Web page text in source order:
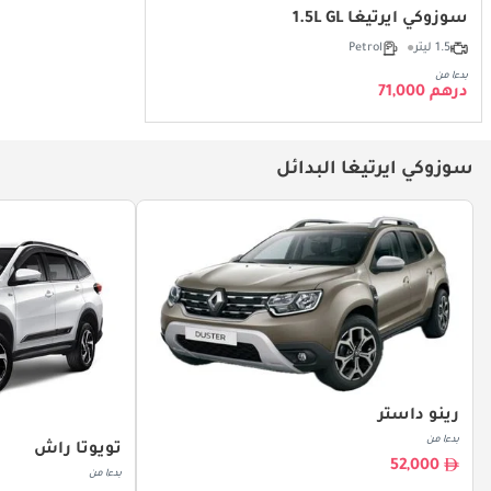
سوزوكي ايرتيغا 1.5L GL
1.5 ليتر Petrol
بدءا من
درهم 71,000
سوزوكي ايرتيغا البدائل
رينو داستر
بدءا من
52,000
تويوتا راش
بدءا من